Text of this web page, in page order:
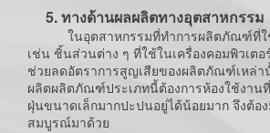
5. ทางด้านผลผลิตทางอุตสาหกรรม
ในอุตสาหกรรมที่ทำการผลิตภัณฑ์ที่ใช้
เช่น ชิ้นส่วนต่าง ๆ ที่ใช้ในเครื่องคอมพิวเตอ
ช่วยลดอัตราการสูญเสียของผลิตภัณฑ์เหล่า
ผลิตผลิตภัณฑ์ประเภทนี้ต้องการห้องใช้งาน
ฝุ่นขนาดเล็กมากปะปนอยู่ได้น้อยมาก จึงต้อ
สมบูรณ์มาด้วย